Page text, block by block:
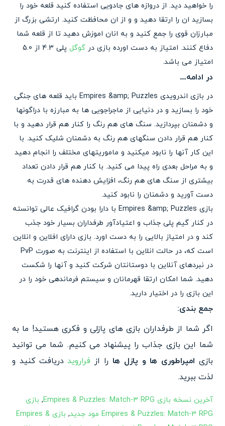
را خواهید دید. از دروازه های جادویی استفاده کنید قلعه خود را
بسازید ان را ارتقا دهید و و از ان محافظت کنید. ارتشی بزرگ از
مبارزان قوی را جمع کنید و به انان اموزش دهید تا از قلعه شما
دفاع کنند. امتیاز به دست اورده بازی در گوگل
پلی 4.3 از 5.0
امتیاز می باشد.
در ادامه…
در بازی اندرویدی Empires &amp; Puzzles باید قلعه های جنگی
خود را بسازید و در دنیایی از ماجراجویی ها به مبارزه با دراگونها
و دشمنان بپردازید. سنگ های هم رنگ را کنار هم قرار دهید و با
کنار هم قرار دادن سنگهای هم رنگ به دشمنان شلیک کنید. با
این کار آنها را نابود میکنید و ماموریتهای مختلف را انجام دهید
و به مراحل بعدی راه پیدا می کنید. با کنار هم قرار دادن تعداد
بیشتری از سنگ های هم رنگ، افزایش دهنده های قدرت به
دست آورید و دشمنان را نابود کنید.
بازی Empires &amp; Puzzles با دارا بودن گرافیک عالی توانسته
در کنار گیم پلی جذاب و اعتیادآور طرفداران بسیار خود جذب
کند و در امتیاز بالایی را به دست اورد. بازی دارای افلاین و انلاین
است که، در حالت انلاین با استفاده از اینترنت به صورت PvP
در نبردهای آنلاین با دوستانتان شرکت کنید و آنها را شکست
دهید. شما امکان ارتقا قهرمانان و سیستم فرماندهی خود را در
این بازی را در اختیار دارید.
‏جمع بندی:
اگر شما از طرفداران بازی های پازلی و فکری هستید! ما به
شما این بازی جذاب را پیشنهاد می کنیم. شما می توانید
بازی امپراطوری ها و پازل ها را از فرارویددریافت کنید و
لذت ببرید.
آخرین نسخه بازی Empires & Puzzles: Match-3 RPG , بازی
Empires & Puzzles: Match-3 RPG مود جدید
,
بازی Empires &